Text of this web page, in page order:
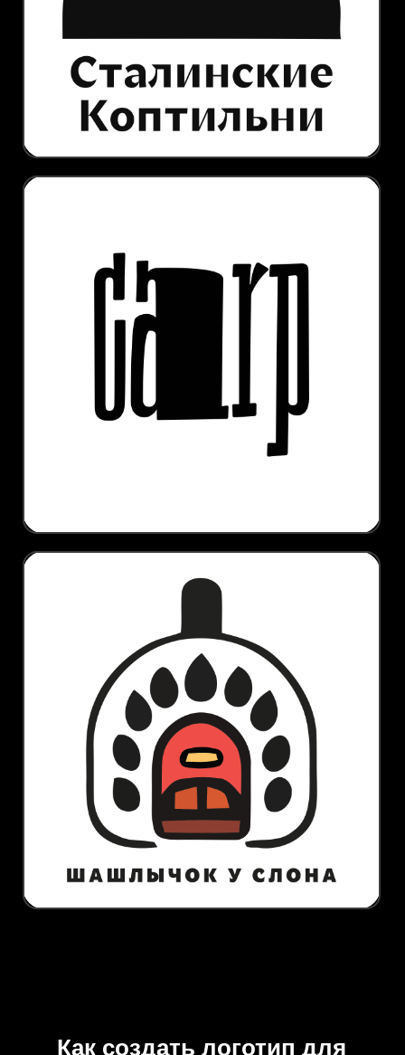
Как создать логотип для